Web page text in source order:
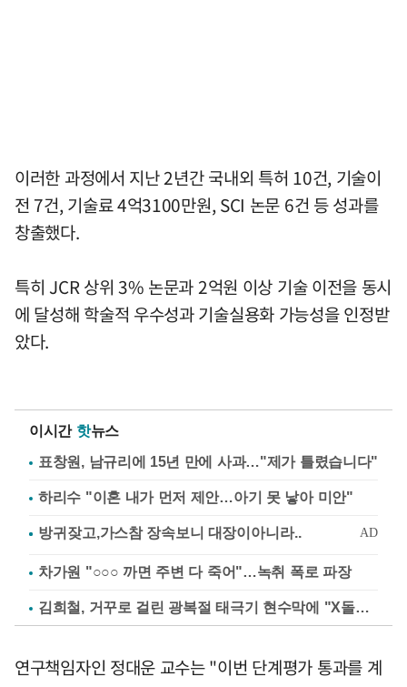
이러한 과정에서 지난 2년간 국내외 특허 10건, 기술이
전 7건, 기술료 4억3100만원, SCI 논문 6건 등 성과를
창출했다.
특히 JCR 상위 3% 논문과 2억원 이상 기술 이전을 동시
에 달성해 학술적 우수성과 기술실용화 가능성을 인정받
았다.
이시간 핫뉴스
표창원, 남규리에 15년 만에 사과…"제가 틀렸습니다"
하리수 "이혼 내가 먼저 제안…아기 못 낳아 미안"
차가원 "○○○ 까면 주변 다 죽어"…녹취 폭로 파장
김희철, 거꾸로 걸린 광복절 태극기 현수막에 "X돌았네"
연구책임자인 정대운 교수는 "이번 단계평가 통과를 계